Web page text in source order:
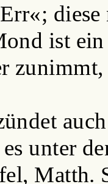
ist
es unter
Matth.